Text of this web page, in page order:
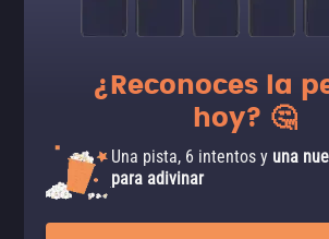
¿Reconoces la
hoy? 🤔
Una pista, 6 intentos y una
para adivinar